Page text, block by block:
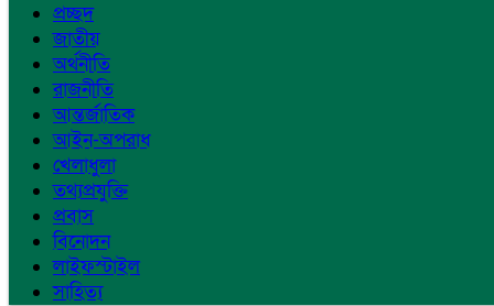
প্রচ্ছদ
জাতীয়
অর্থনীতি
রাজনীতি
আন্তর্জাতিক
আইন-অপরাধ
খেলাধুলা
তথ্যপ্রযুক্তি
প্রবাস
বিনোদন
লাইফস্টাইল
সাহিত্য